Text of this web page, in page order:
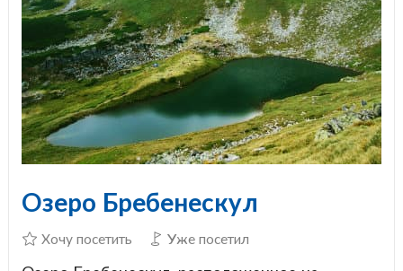
Озеро Бребенескул
Хочу посетить Уже посетил